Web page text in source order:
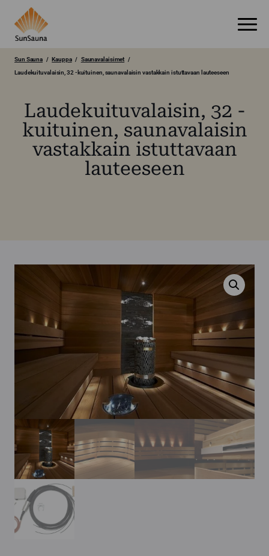
Laudekuituvalaisin, 32 -
kuituinen, saunavalaisin
vastakkain istuttavaan
lauteeseen
Sun Sauna Kauppa
Saunavalaisimet
Laudekuituvalaisin, 32 -kuituinen, saunavalaisin vastakkain istuttavaan lauteeseen